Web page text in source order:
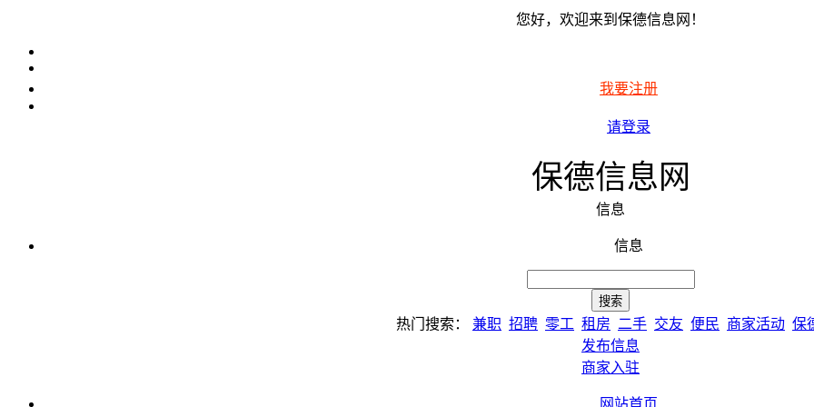
您好，欢迎来到保德信息网！
我要注册
请登录
保德信息网
信息
信息
热门搜索： 兼职 招聘 零工 租房 二手 交友 便民 商家活动 保
发布信息
商家入驻
网站首页